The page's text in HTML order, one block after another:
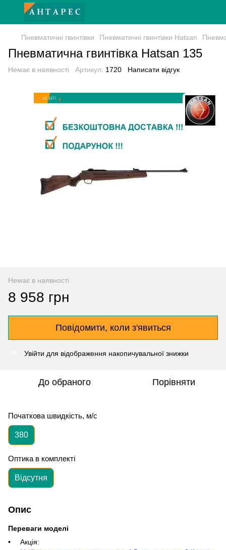
Пневматичні гвинтівки Пневматичні гвинтівки Hatsan
Пневматична гвинтівка Hatsan 135
Немає в наявності Артикул: 1720 Написати відгук
Немає в наявності
8 958 грн
Повідомити, коли з'явиться
Увійти для відображення накопичувальної знижки
До обраного Порівняти
Початкова швидкість, м/с
380
Оптика в комплекті
Відсутня
Опис
Переваги моделі
Акція: